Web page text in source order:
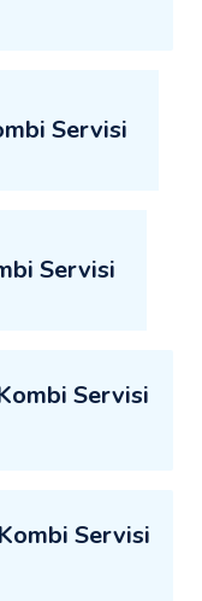
Servisi
Servisi
Servisi
Servisi